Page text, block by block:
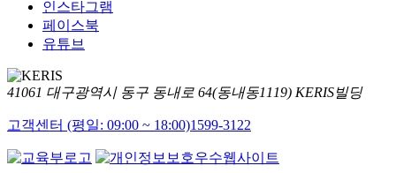
인스타그램
페이스북
유튜브
41061 대구광역시 동구 동내로 64(동내동1119) KERIS빌딩
고객센터 (평일: 09:00 ~ 18:00)1599-3122